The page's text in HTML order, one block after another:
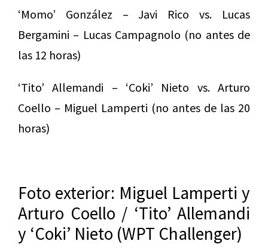
‘Momo’ González – Javi Rico vs. Lucas
Bergamini – Lucas Campagnolo (no antes de
las 12 horas)
‘Tito’ Allemandi – ‘Coki’ Nieto vs. Arturo
Coello – Miguel Lamperti (no antes de las 20
horas)
Foto exterior: Miguel Lamperti y
Arturo Coello / ‘Tito’ Allemandi
y ‘Coki’ Nieto (WPT Challenger)